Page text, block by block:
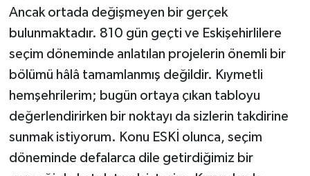
Ancak ortada değişmeyen bir gerçek
bulunmaktadır. 810 gün geçti ve Eskişehirlilere
seçim döneminde anlatılan projelerin önemli bir
bölümü hâlâ tamamlanmış değildir. Kıymetli
hemşehrilerim; bugün ortaya çıkan tabloyu
değerlendirirken bir noktayı da sizlerin takdirine
sunmak istiyorum. Konu ESKİ olunca, seçim
döneminde defalarca dile getirdiğimiz bir